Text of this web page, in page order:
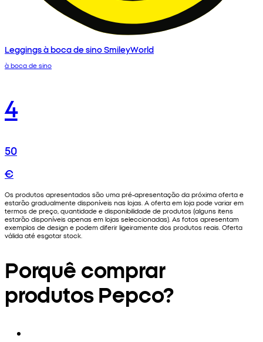
Leggings à boca de sino SmileyWorld
à boca de sino
4
50
€
Os produtos apresentados são uma pré-apresentação da próxima oferta e
estarão gradualmente disponíveis nas lojas. A oferta em loja pode variar em
termos de preço, quantidade e disponibilidade de produtos (alguns itens
estarão disponíveis apenas em lojas seleccionadas). As fotos apresentam
exemplos de design e podem diferir ligeiramente dos produtos reais. Oferta
válida até esgotar stock.
Porquê comprar
produtos Pepco?